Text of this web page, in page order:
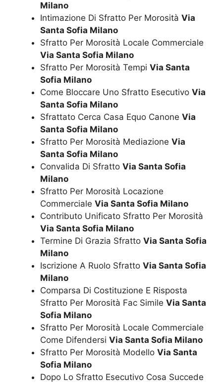
Milano
Intimazione Di Sfratto Per Morosità Via
Santa Sofia Milano
Sfratto Per Morosità Locale Commerciale
Via Santa Sofia Milano
Sfratto Per Morosità Tempi Via Santa
Sofia Milano
Come Bloccare Uno Sfratto Esecutivo Via
Santa Sofia Milano
Sfrattato Cerca Casa Equo Canone Via
Santa Sofia Milano
Sfratto Per Morosità Mediazione Via
Santa Sofia Milano
Convalida Di Sfratto Via Santa Sofia
Milano
Sfratto Per Morosità Locazione
Commerciale Via Santa Sofia Milano
Contributo Unificato Sfratto Per Morosità
Via Santa Sofia Milano
Termine Di Grazia Sfratto Via Santa Sofia
Milano
Iscrizione A Ruolo Sfratto Via Santa Sofia
Milano
Comparsa Di Costituzione E Risposta
Sfratto Per Morosità Fac Simile Via Santa
Sofia Milano
Sfratto Per Morosità Locale Commerciale
Come Difendersi Via Santa Sofia Milano
Sfratto Per Morosità Modello Via Santa
Sofia Milano
Dopo Lo Sfratto Esecutivo Cosa Succede